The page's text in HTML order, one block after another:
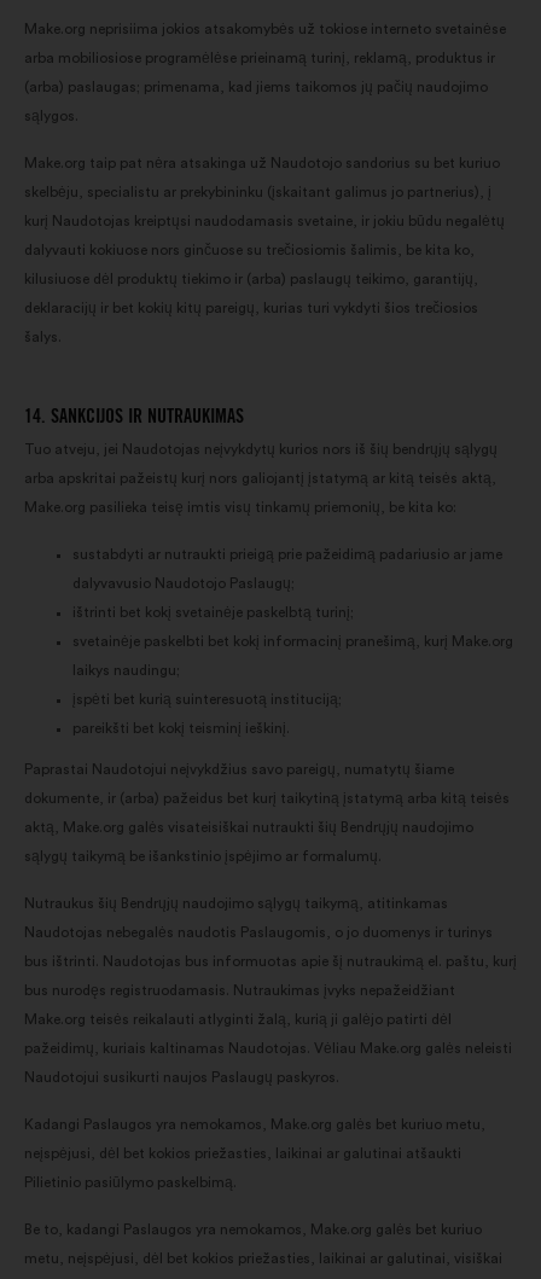
Make.org neprisiima jokios atsakomybės už tokiose interneto svetainėse
arba mobiliosiose programėlėse prieinamą turinį, reklamą, produktus ir
(arba) paslaugas; primenama, kad jiems taikomos jų pačių naudojimo
sąlygos.
Make.org taip pat nėra atsakinga už Naudotojo sandorius su bet kuriuo
skelbėju, specialistu ar prekybininku (įskaitant galimus jo partnerius), į
kurį Naudotojas kreiptųsi naudodamasis svetaine, ir jokiu būdu negalėtų
dalyvauti kokiuose nors ginčuose su trečiosiomis šalimis, be kita ko,
kilusiuose dėl produktų tiekimo ir (arba) paslaugų teikimo, garantijų,
deklaracijų ir bet kokių kitų pareigų, kurias turi vykdyti šios trečiosios
šalys.
14. SANKCIJOS IR NUTRAUKIMAS
Tuo atveju, jei Naudotojas neįvykdytų kurios nors iš šių bendrųjų sąlygų
arba apskritai pažeistų kurį nors galiojantį įstatymą ar kitą teisės aktą,
Make.org pasilieka teisę imtis visų tinkamų priemonių, be kita ko:
sustabdyti ar nutraukti prieigą prie pažeidimą padariusio ar jame
dalyvavusio Naudotojo Paslaugų;
ištrinti bet kokį svetainėje paskelbtą turinį;
svetainėje paskelbti bet kokį informacinį pranešimą, kurį Make.org
laikys naudingu;
įspėti bet kurią suinteresuotą instituciją;
pareikšti bet kokį teisminį ieškinį.
Paprastai Naudotojui neįvykdžius savo pareigų, numatytų šiame
dokumente, ir (arba) pažeidus bet kurį taikytiną įstatymą arba kitą teisės
aktą, Make.org galės visateisiškai nutraukti šių Bendrųjų naudojimo
sąlygų taikymą be išankstinio įspėjimo ar formalumų.
Nutraukus šių Bendrųjų naudojimo sąlygų taikymą, atitinkamas
Naudotojas nebegalės naudotis Paslaugomis, o jo duomenys ir turinys
bus ištrinti. Naudotojas bus informuotas apie šį nutraukimą el. paštu, kurį
bus nurodęs registruodamasis. Nutraukimas įvyks nepažeidžiant
Make.org teisės reikalauti atlyginti žalą, kurią ji galėjo patirti dėl
pažeidimų, kuriais kaltinamas Naudotojas. Vėliau Make.org galės neleisti
Naudotojui susikurti naujos Paslaugų paskyros.
Kadangi Paslaugos yra nemokamos, Make.org galės bet kuriuo metu,
neįspėjusi, dėl bet kokios priežasties, laikinai ar galutinai atšaukti
Pilietinio pasiūlymo paskelbimą.
Be to, kadangi Paslaugos yra nemokamos, Make.org galės bet kuriuo
metu, neįspėjusi, dėl bet kokios priežasties, laikinai ar galutinai, visiškai